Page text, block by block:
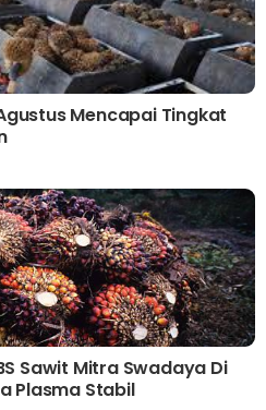
Mencapai Tingkat
Sawit Mitra Swadaya Di
Plasma Stabil